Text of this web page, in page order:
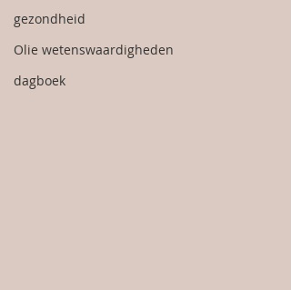
gezondheid
Olie wetenswaardigheden
dagboek